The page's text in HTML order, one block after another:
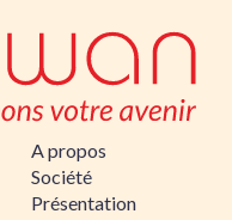
A propos
Société
Présentation